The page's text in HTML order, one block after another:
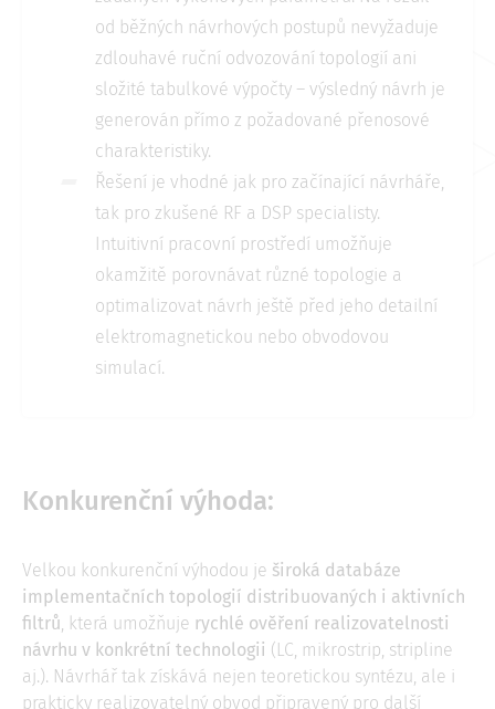
od běžných návrhových postupů nevyžaduje
zdlouhavé ruční odvozování topologií ani
složité tabulkové výpočty – výsledný návrh je
generován přímo z požadované přenosové
charakteristiky.
Řešení je vhodné jak pro začínající návrháře,
tak pro zkušené RF a DSP specialisty.
Intuitivní pracovní prostředí umožňuje
okamžitě porovnávat různé topologie a
optimalizovat návrh ještě před jeho detailní
elektromagnetickou nebo obvodovou
simulací.
Konkurenční výhoda:
Velkou konkurenční výhodou je široká databáze
implementačních topologií distribuovaných i aktivních
filtrů, která umožňuje rychlé ověření realizovatelnosti
návrhu v konkrétní technologii (LC, mikrostrip, stripline
aj.). Návrhář tak získává nejen teoretickou syntézu, ale i
prakticky realizovatelný obvod připravený pro další